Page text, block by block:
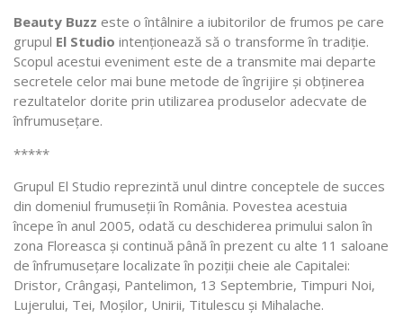
Beauty Buzz este o întâlnire a iubitorilor de frumos pe care
grupul El Studio intenționează să o transforme în tradiție.
Scopul acestui eveniment este de a transmite mai departe
secretele celor mai bune metode de îngrijire și obținerea
rezultatelor dorite prin utilizarea produselor adecvate de
înfrumusețare.
*****
Grupul El Studio reprezintă unul dintre conceptele de succes
din domeniul frumuseții în România. Povestea acestuia
începe în anul 2005, odată cu deschiderea primului salon în
zona Floreasca și continuă până în prezent cu alte 11 saloane
de înfrumusețare localizate în poziții cheie ale Capitalei:
Dristor, Crângași, Pantelimon, 13 Septembrie, Timpuri Noi,
Lujerului, Tei, Moșilor, Unirii, Titulescu și Mihalache.